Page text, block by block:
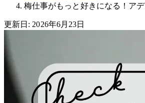
梅仕事がもっと好きになる！ア
更新日: 2026年6月23日